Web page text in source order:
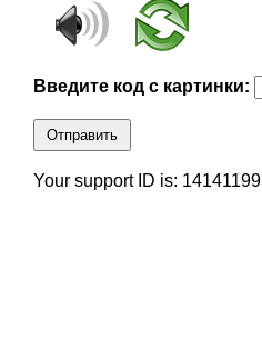
Введите код с картинки:
Отправить
Your support ID is: